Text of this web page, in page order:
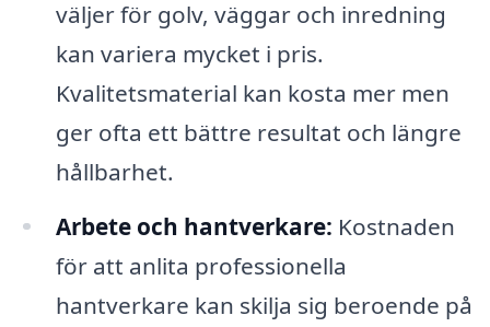
väljer för golv, väggar och inredning
kan variera mycket i pris.
Kvalitetsmaterial kan kosta mer men
ger ofta ett bättre resultat och längre
hållbarhet.
Arbete och hantverkare: Kostnaden
för att anlita professionella
hantverkare kan skilja sig beroende på